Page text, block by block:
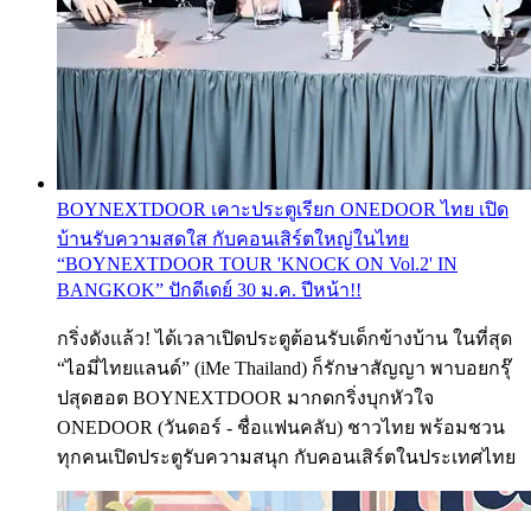
BOYNEXTDOOR เคาะประตูเรียก ONEDOOR ไทย เปิด
บ้านรับความสดใส กับคอนเสิร์ตใหญ่ในไทย
“BOYNEXTDOOR TOUR 'KNOCK ON Vol.2' IN
BANGKOK” ปักดีเดย์ 30 ม.ค. ปีหน้า!!
กริ่งดังแล้ว! ได้เวลาเปิดประตูต้อนรับเด็กข้างบ้าน ในที่สุด
“ไอมี่ไทยแลนด์” (iMe Thailand) ก็รักษาสัญญา พาบอยกรุ๊
ปสุดฮอต BOYNEXTDOOR มากดกริ่งบุกหัวใจ
ONEDOOR (วันดอร์ - ชื่อแฟนคลับ) ชาวไทย พร้อมชวน
ทุกคนเปิดประตูรับความสนุก กับคอนเสิร์ตในประเทศไทย